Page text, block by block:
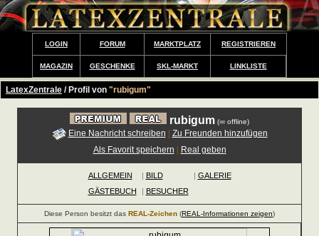
LOGIN FORUM MARKTPLATZ REGISTRIEREN
MAGAZIN GESCHENKE SKL-MARKT LINKLISTE
LatexZentrale / Profil von "rubigum"
rubigum ( offline)
Eine Nachricht schreiben
Zu Freunden hinzufügen
Als Favorit speichern
Real geben
ALLGEMEIN | BILD | GALERIE
GÄSTEBUCH
| BESUCHER
Diese Person besitzt das REAL-Zeichen (REAL-Informationen zeigen)